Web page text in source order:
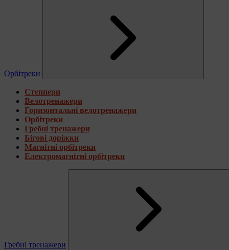
Орбітреки
Степпери
Велотренажери
Горизонтальні велотренажери
Орбітреки
Гребні тренажери
Бігові доріжки
Магнітні орбітреки
Електромагнітні орбітреки
Гребні тренажери